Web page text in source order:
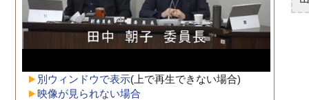
別ウィンドウで表示(上で再生できない場合)
映像が見られない場合